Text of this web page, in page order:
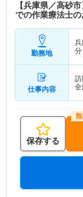
【兵庫県／高砂
での作業療法士
勤務地
分
仕事内容
保存する